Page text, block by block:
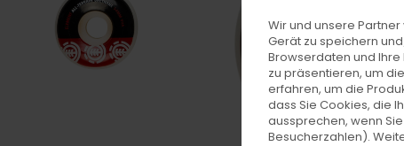
Wir und unsere
Gerät zu speichern
Browserdaten und
zu präsentieren, um
erfahren, um die
dass Sie Cookies, die
aussprechen, wenn
Besucherzahlen).